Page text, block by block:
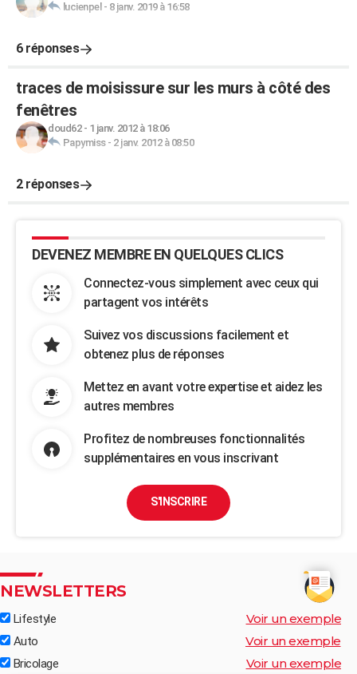
lucienpel - 8 janv. 2019 à 16:58
6 réponses
traces de moisissure sur les murs à côté des
fenêtres
doud62- 1 janv. 2012 à 18:06
Papymiss- 2 janv. 2012 à 08:50
2 réponses
DEVENEZ MEMBRE EN QUELQUES CLICS
Connectez-vous simplement avec ceux qui
partagent vos intérêts
Suivez vos discussions facilement et
obtenez plus de réponses
Mettez en avant votre expertise et aidez les
autres membres
Profitez de nombreuses fonctionnalités
supplémentaires en vous inscrivant
S'INSCRIRE
NEWSLETTERS
Lifestyle Voir un exemple
Auto Voir un exemple
Bricolage Voir un exemple